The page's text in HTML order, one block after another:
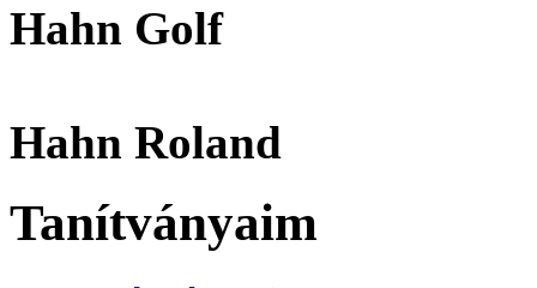
Hahn Golf
Hahn Roland
Tanítványaim